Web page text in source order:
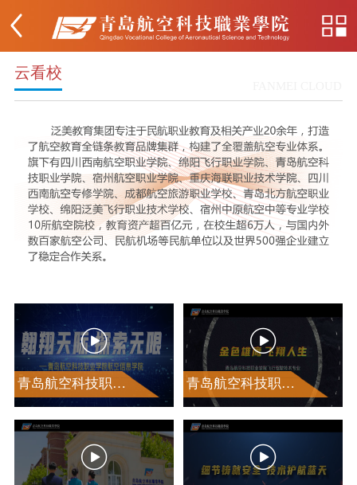
云看校
青岛航空科技职业学院航空信息学院

青岛航空科技职业学院飞行驾驶技术专业

 